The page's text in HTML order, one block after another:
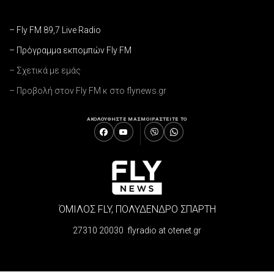
– Fly FM 89,7 Live Radio
– Πρόγραμμα εκπομπών Fly FM
– Σχετικά με εμάς
– Προβολή στον Fly FM κ στο flynews.gr
ΑΚΟΛΟΥΘΗΣΤΕ ΜΑΣΜΟΙΡΑΣΤΕΙΤΕ ΤΟ
ΌΜΙΛΟΣ FLY, ΠΟΛΥΔΕΝΔΡΟ ΣΠΑΡΤΗ
27310 20030 flyradio at otenet.gr